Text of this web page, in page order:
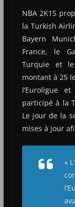
NBA 2K15
la Turkish
Bayern
France, le
Turquie et le
montant à 25
l’Euroligue
participé à la
Le jour de la
mises à jour
«